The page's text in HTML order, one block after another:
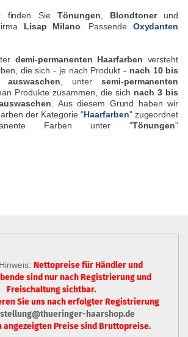
finden SieTönungen Blondtonerund
Lisap Milano . Passende Oxydanten
demi-permanenten Haarfarben versteht
die sich - je nach Produkt - nach 10 bis
auswaschen , unter semi-permanenten
Produkte zusammen, die sich nach 3 bis
. Aus diesem Grund haben wir
der Kategorie "Haarfarben"zugeordnet
Farben unter "Tönungen"
Nettopreise für Händler und
sind nurnach Registrierungund
Freischaltung sichtbar.
Sie uns nach erfolgter Registrierung
haarshop.de
angezeigten Preise sind Bruttopreise.